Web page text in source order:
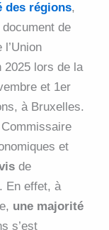
des régions,
de
2025 lors de la
et 1er
à Bruxelles.
et
de
. En effet, à
une majorité
s’est